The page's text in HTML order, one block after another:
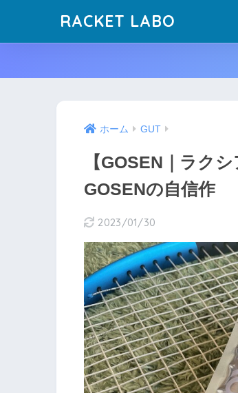
RACKET LABO
ホーム GUT
【GOSEN｜ラク
GOSENの自信作
2023/01/30